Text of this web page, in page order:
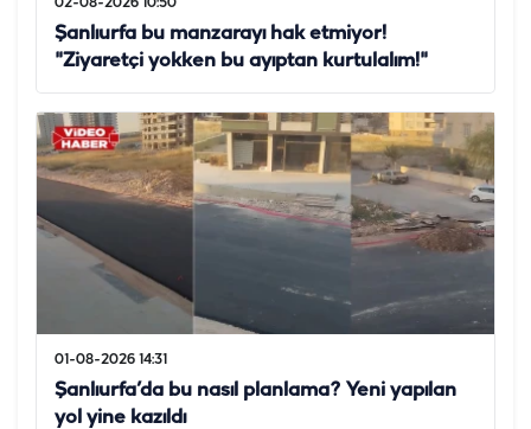
Şanlıurfa bu manzarayı hak etmiyor!
"Ziyaretçi yokken bu ayıptan kurtulalım!"
01-08-2026 14:31
Şanlıurfa’da bu nasıl planlama? Yeni yapılan
yol yine kazıldı